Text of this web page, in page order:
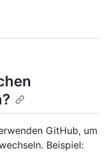
GitHub, um
Beispiel: